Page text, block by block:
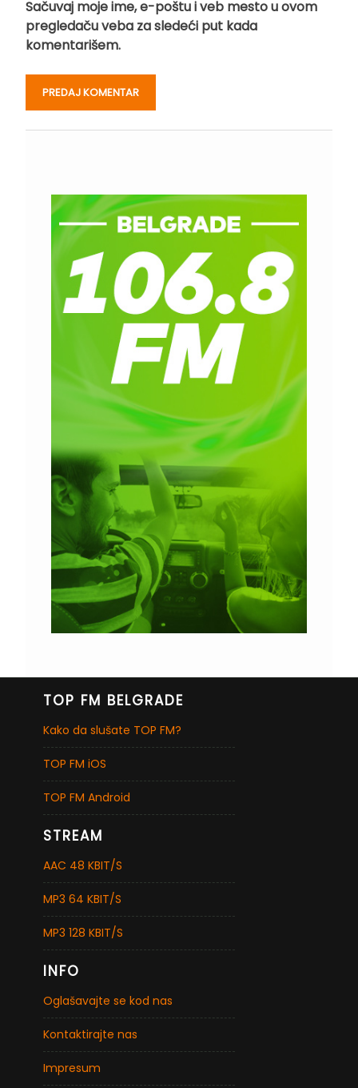
Sačuvaj moje ime, e-poštu i veb mesto u ovom
pregledaču veba za sledeći put kada
komentarišem.
TOP FM BELGRADE
Kako da slušate TOP FM?
TOP FM iOS
TOP FM Android
STREAM
AAC 48 KBIT/S
MP3 64 KBIT/S
MP3 128 KBIT/S
INFO
Oglašavajte se kod nas
Kontaktirajte nas
Impresum